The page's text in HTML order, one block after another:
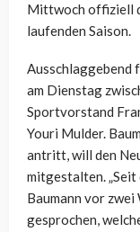
Mittwoch offiziell
laufenden Saison.
Ausschlaggebend
am Dienstag
Sportvorstand
Youri Mulder.
antritt, will den
mitgestalten.
Baumann vor
gesprochen,